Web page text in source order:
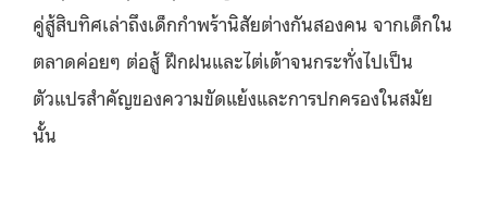
คู่สู้สิบทิศเล่าถึงเด็กกำพร้านิสัยต่างกันสองคน จากเด็กใน
ตลาดค่อยๆ ต่อสู้ ฝึกฝนและไต่เต้าจนกระทั่งไปเป็น
ตัวแปรสำคัญของความขัดแย้งและการปกครองในสมัย
นั้น